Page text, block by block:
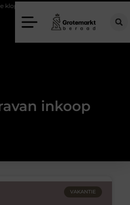
begint bij slimme keuzes
inkoop
VAKANTIE